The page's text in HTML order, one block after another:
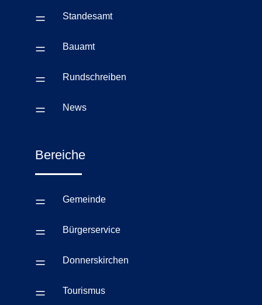
= Standesamt
= Bauamt
= Rundschreiben
= News
Bereiche
= Gemeinde
= Bürgerservice
= Donnerskirchen
= Tourismus